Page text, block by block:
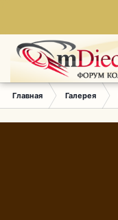
Главная Галерея